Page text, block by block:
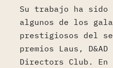
Su trabajo ha sido
algunos de los
prestigiosos del
premios Laus,
Directors Club. En